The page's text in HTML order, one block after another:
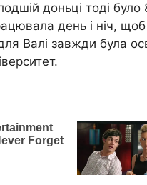
доньці тоді було
день і ніч, щоб
Валі завжди була